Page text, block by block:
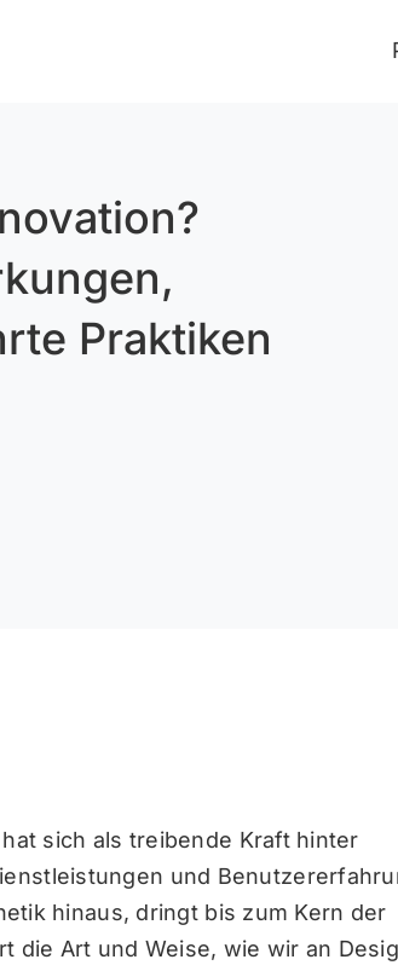
Praktiken
sich als treibende Kraft hinter
und
hinaus, dringt bis zum Kern der
die Art und Weise, wie wir an